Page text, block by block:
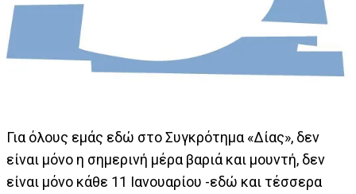
Για όλους εμάς εδώ στο Συγκρότημα «Δίας», δεν
είναι μόνο η σημερινή μέρα βαριά και μουντή, δεν
είναι μόνο κάθε 11 Ιανουαρίου -εδώ και τέσσερα